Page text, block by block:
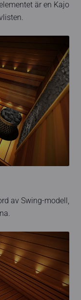
är en Kajo
av Swing-modell,